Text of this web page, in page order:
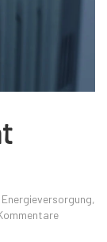
Energieversorgung,